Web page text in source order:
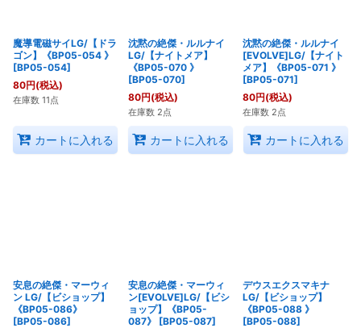
魔導電磁サイLG/【ドラ
ゴン】《BP05-054 》
[BP05-054]
80円(税込)
在庫数 11点
カートに入れる
沈黙の絶傑・ルルナイ
LG/【ナイトメア】
《BP05-070 》
[BP05-070]
80円(税込)
在庫数 2点
カートに入れる
沈黙の絶傑・ルルナイ
[EVOLVE]LG/【ナイト
メア】《BP05-071 》
[BP05-071]
80円(税込)
在庫数 2点
カートに入れる
安息の絶傑・マーウィ
ン LG/【ビショップ】
《BP05-086》
[BP05-086]
安息の絶傑・マーウィ
ン[EVOLVE]LG/【ビシ
ョップ】《BP05-
087》
[BP05-087]
デウスエクスマキナ
LG/【ビショップ】
《BP05-088 》
[BP05-088]